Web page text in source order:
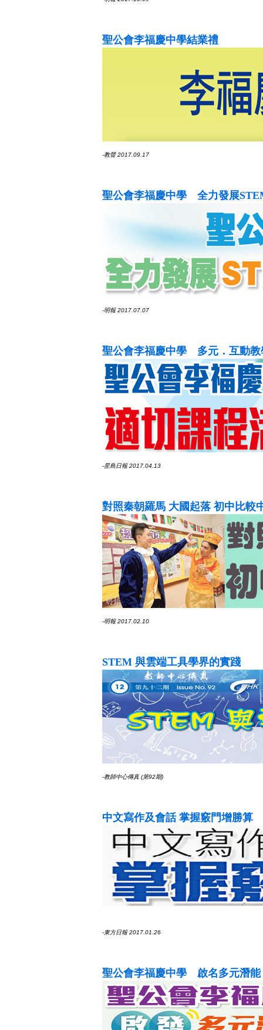
聖公會李福慶中學結業禮
-教聲 2017.09.17
聖公會李福慶中學 全力發展
-明報 2017.07.07
聖公會李福慶中學 多元．互動
-星島日報 2017.04.13
對照秦朝羅馬 大國起落 初中比較
-明報 2017.02.10
STEM 與雲端工具學界的實踐
-教師中心傳真 (第92期)
中文寫作及會話 掌握竅門增勝算
-東方日報 2017.01.26
聖公會李福慶中學 啟名多元潛